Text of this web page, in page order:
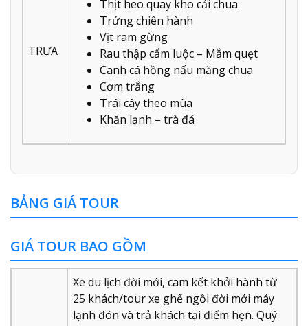
TRƯA
Thịt heo quay kho cải chua
Trứng chiên hành
Vịt ram gừng
Rau thập cẩm luộc – Mắm quẹt
Canh cá hồng nấu măng chua
Cơm trắng
Trái cây theo mùa
Khăn lạnh – trà đá
BẢNG GIÁ TOUR
GIÁ TOUR BAO GỒM
Xe du lịch đời mới, cam kết khởi hành từ
25 khách/tour xe ghế ngồi đời mới máy
lạnh đón và trả khách tại điểm hẹn. Quý